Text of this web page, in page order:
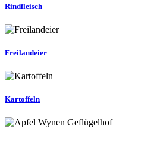
Rindfleisch
Freilandeier
Kartoffeln